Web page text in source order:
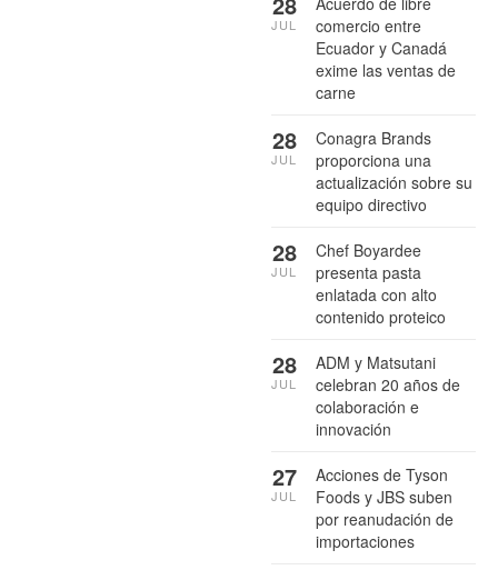
comercio entre
Ecuador y Canadá
exime las ventas de
carne
JUL
Conagra Brands
proporciona una
actualización sobre su
equipo directivo
28
JUL
Chef Boyardee
presenta pasta
enlatada con alto
contenido proteico
28
JUL
ADM y Matsutani
celebran 20 años de
colaboración e
innovación
28
JUL
Acciones de Tyson
Foods y JBS suben
por reanudación de
importaciones
27
JUL